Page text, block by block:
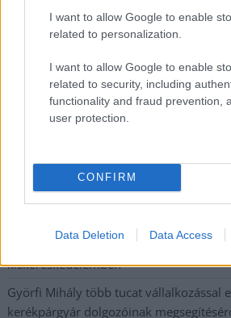
I want to allow Google to enable
related to personalization.
I want to allow Google to enable
related to security, including
functionality and fraud prevention,
user protection.
CONFIRM
Data Deletion Data Access
Szolnokon egy kulcsfontosságú
mértékben lebénul
Elromlott a biztosítóberendezés a
alapos késések alakultak ki a
Ön szerint hogy készül a hamisítatlan
Országos ellenőrzés indult a hazai
Az idei év leglassabb növekedését hozta
kiskereskedelemben
Györfi Mihály több tucat vállalkozással
kerékpárgyár dolgozóinak